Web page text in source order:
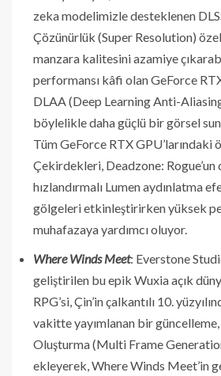
zeka modelimizle desteklenen
Çözünürlük (Super Resolution)
manzara kalitesini azamiye
performansı kâfi olan GeForce
DLAA (Deep Learning Anti-
böylelikle daha güçlü bir görsel
Tüm GeForce RTX GPU’larındaki
Çekirdekleri, Deadzone: Rogue’un
hızlandırmalı Lumen aydınlatma
gölgeleri etkinleştirirken yüksek
muhafazaya yardımcı oluyor.
Where Winds Meet: Everstone
geliştirilen bu epik Wuxia açık
RPG’si, Çin’in çalkantılı 10.
vakitte yayımlanan bir
Oluşturma (Multi Frame
ekleyerek, Where Winds Meet’in